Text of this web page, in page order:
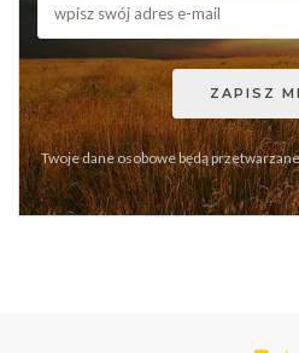
Twoje dane osobowe będą